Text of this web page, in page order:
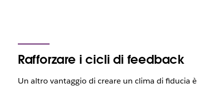
Rafforzare i cicli di feedback
Un altro vantaggio di creare un clima di fiducia è